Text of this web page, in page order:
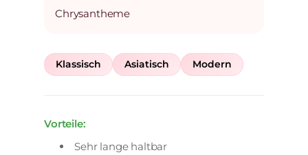
Chrysantheme
Klassisch Asiatisch Modern
Vorteile:
Sehr lange haltbar